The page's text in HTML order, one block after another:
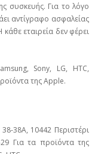
συσκευής. Για το λόγο
αντίγραφο ασφαλείας
εταιρεία δεν φέρει
Sony, LG, HTC,
της Apple.
38-38Α, 10442 Περιστέρι
Για τα προϊόντα της